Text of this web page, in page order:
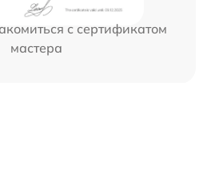
с сертификатом
мастера